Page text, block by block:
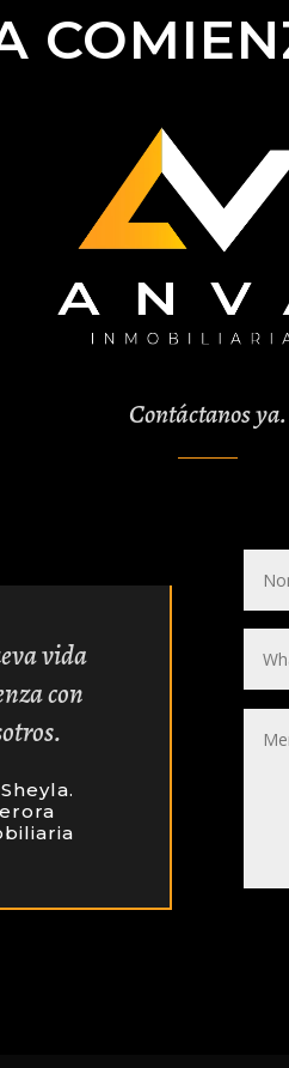
Contáctanos ya.
vida
con